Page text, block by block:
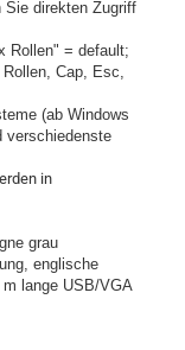
Sie direkten Zugriff
Rollen" = default;
Cap, Esc,
(ab Windows
verschiedenste
in
grau
englische
lange USB/VGA